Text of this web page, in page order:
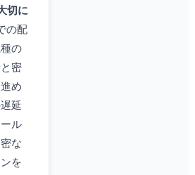
切に
の配
の
密
め
延
ル
な
を